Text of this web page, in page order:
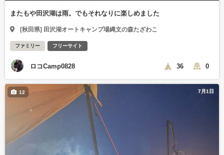
またもや田沢湖は雨。でもそれなりに楽しめました
[秋田県] 田沢湖オートキャンプ場縄文の森たざわこ
ファミリー フリーサイト
ロコCamp0828 36 0
7月1日
12